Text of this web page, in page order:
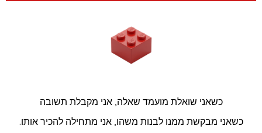
כשאני שואלת מועמד שאלה, אני מקבלת תשובה
כשאני מבקשת ממנו לבנות משהו, אני מתחילה להכיר אותו.